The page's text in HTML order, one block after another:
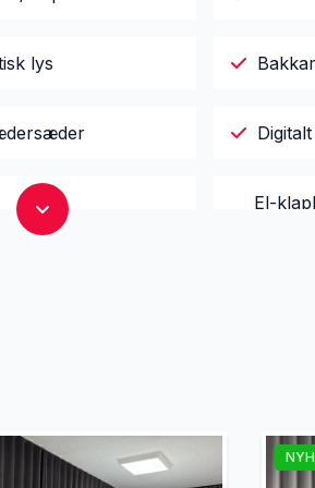
lys
sidespejle
El-
centrallås Fuld